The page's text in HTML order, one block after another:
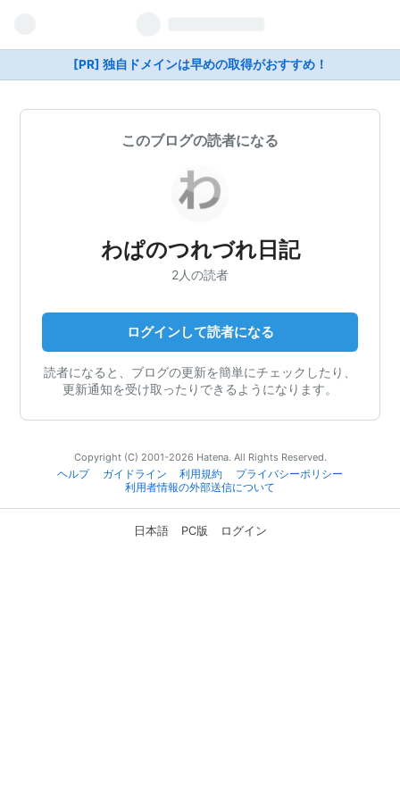
[PR] 独自ドメインは早めの取得がおすすめ！
このブログの読者になる
わぱのつれづれ日記
2人の読者
ログインして読者になる
読者になると、ブログの更新を簡単にチェックしたり、
更新通知を受け取ったりできるようになります。
Copyright (C) 2001-2026 Hatena. All Rights Reserved.
ヘルプ
ガイドライン 利用規約
プライバシーポリシー
利用者情報の外部送信について
日本語 PC版 ログイン